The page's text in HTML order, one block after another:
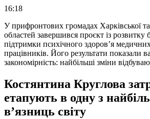
16:18
У прифронтових громадах Харківської
областей завершився проєкт із розвитку
підтримки психічного здоров’я
працівників. Його результати показали
закономірність: найбільші зміни
Костянтина Круглова
етапують в одну з
в’язниць світу